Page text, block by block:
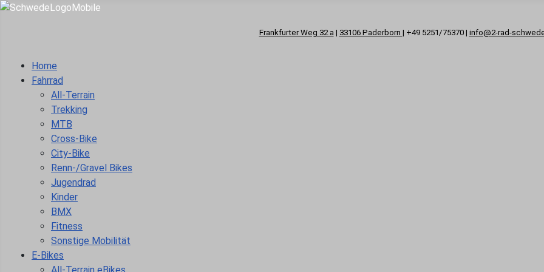
Frankfurter Weg 32 a | 33106 Paderborn | +49 5251/75370 | info@2-rad-
Home
Fahrrad
All-Terrain
Trekking
MTB
Cross-Bike
City-Bike
Renn-/Gravel Bikes
Jugendrad
Kinder
BMX
Fitness
Sonstige Mobilität
E-Bikes